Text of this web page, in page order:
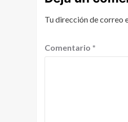
Tu dirección de correo
Comentario *